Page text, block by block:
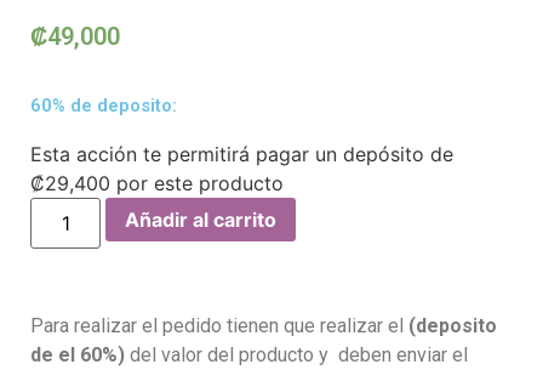
₡49,000
60% de deposito:
Esta acción te permitirá pagar un depósito de
₡29,400 por este producto
Añadir al carrito
Para realizar el pedido tienen que realizar el (deposito
de el 60%) del valor del producto y deben enviar el